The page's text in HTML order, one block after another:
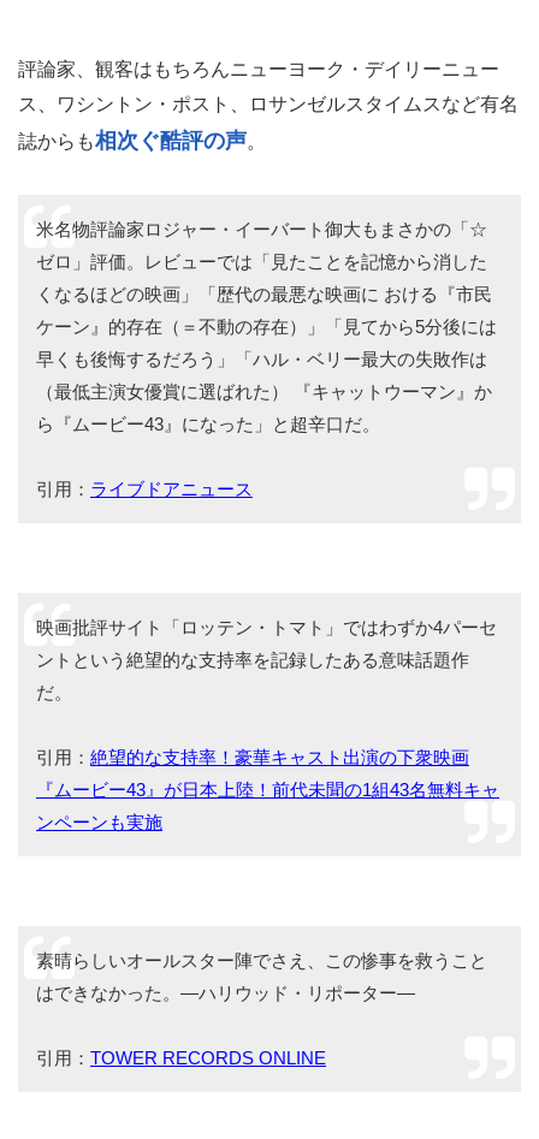
評論家、観客はもちろんニューヨーク・デイリーニュー
ス、ワシントン・ポスト、ロサンゼルスタイムスなど有名
誌からも相次ぐ酷評の声。
米名物評論家ロジャー・イーバート御大もまさかの「☆
ゼロ」評価。レビューでは「見たことを記憶から消した
くなるほどの映画」「歴代の最悪な映画に おける『市民
ケーン』的存在（＝不動の存在）」「見てから5分後には
早くも後悔するだろう」「ハル・ベリー最大の失敗作は
（最低主演女優賞に選ばれた） 『キャットウーマン』か
ら『ムービー43』になった」と超辛口だ。
引用： ライブドアニュース
映画批評サイト「ロッテン・トマト」ではわずか4パーセ
ントという絶望的な支持率を記録したある意味話題作
だ。
引用： 絶望的な支持率！豪華キャスト出演の下衆映画
『ムービー43』が日本上陸！前代未聞の1組43名無料キャ
ンペーンも実施
素晴らしいオールスター陣でさえ、この惨事を救うこと
はできなかった。―ハリウッド・リポーター―
引用： TOWER RECORDS ONLINE